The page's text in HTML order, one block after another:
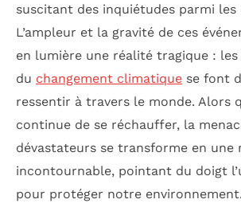
suscitant des inquiétudes parmi les
L’ampleur et la gravité de ces
en lumière une réalité tragique : les
du changement climatique se font
ressentir à travers le monde. Alors
continue de se réchauffer, la
dévastateurs se transforme en une
incontournable, pointant du doigt
pour protéger notre environnement.